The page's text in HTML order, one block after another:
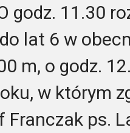
godz. 11.30
lat 6 w
m, o godz.
w którym
Franczak ps.